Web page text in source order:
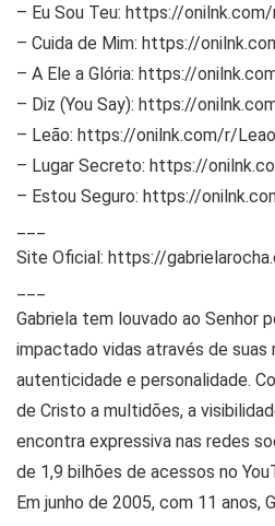
– Eu Sou Teu: https://
– Cuida de Mim: https://
– A Ele a Glória: https://
– Diz (You Say): https://
– Leão: https://onilnk.com/r/Leao
– Lugar Secreto: https://
– Estou Seguro: https://
Site Oficial: https://
Gabriela tem louvado ao Senhor
impactado vidas através de
autenticidade e personalidade.
de Cristo a multidões, a
encontra expressiva nas redes
de 1,9 bilhões de acessos no
Em junho de 2005, com 11 anos,